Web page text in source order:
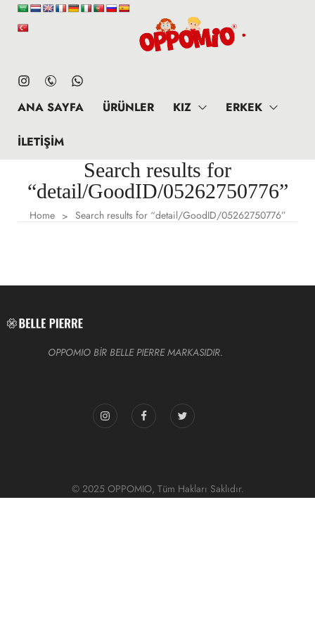
ANA SAYFA ÜRÜNLER KIZ ERKEK
İLETIŞIM
Search results for
“detail/GoodID/05262750776”
Home > Search results for “detail/GoodID/05262750776”
OPPOMIO BİR BELLE PIERRE MARKASIDIR.
© 2025 OPPOMIO, Tüm Hakları Saklıdır.